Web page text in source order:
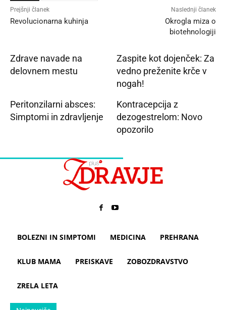
Prejšnji članek
Revolucionarna kuhinja
Naslednji članek
Okrogla miza o
biotehnologiji
Zdrave navade na
delovnem mestu
Zaspite kot dojenček: Za
vedno preženite krče v
nogah!
Peritonzilarni absces:
Simptomi in zdravljenje
Kontracepcija z
dezogestrelom: Novo
opozorilo
BOLEZNI IN SIMPTOMI MEDICINA PREHRANA
KLUB MAMA PREISKAVE ZOBOZDRAVSTVO
ZRELA LETA